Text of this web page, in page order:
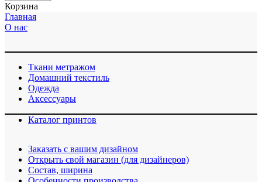
Корзина
Главная
О нас
Ткани метражом
Домашний текстиль
Одежда
Аксессуары
Каталог принтов
Заказать с вашим дизайном
Открыть свой магазин (для дизайнеров)
Cостав, ширина